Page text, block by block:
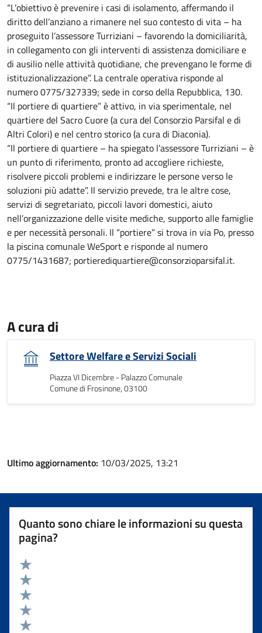
“L’obiettivo è prevenire i casi di isolamento, affermando il
diritto dell’anziano a rimanere nel suo contesto di vita – ha
proseguito l’assessore Turriziani – favorendo la domiciliarità,
in collegamento con gli interventi di assistenza domiciliare e
di ausilio nelle attività quotidiane, che prevengano le forme di
istituzionalizzazione”. La centrale operativa risponde al
numero 0775/327339; sede in corso della Repubblica, 130.
“Il portiere di quartiere” è attivo, in via sperimentale, nel
quartiere del Sacro Cuore (a cura del Consorzio Parsifal e di
Altri Colori) e nel centro storico (a cura di Diaconia).
“Il portiere di quartiere – ha spiegato l’assessore Turriziani – è
un punto di riferimento, pronto ad accogliere richieste,
risolvere piccoli problemi e indirizzare le persone verso le
soluzioni più adatte”. Il servizio prevede, tra le altre cose,
servizi di segretariato, piccoli lavori domestici, aiuto
nell’organizzazione delle visite mediche, supporto alle famiglie
e per necessità personali. Il “portiere” si trova in via Po, presso
la piscina comunale WeSport e risponde al numero
0775/1431687; portierediquartiere@consorzioparsifal.it.
A cura di
Settore Welfare e Servizi Sociali
Piazza VI Dicembre - Palazzo Comunale
Comune di Frosinone, 03100
Ultimo aggiornamento: 10/03/2025, 13:21
Quanto sono chiare le informazioni su questa
pagina?
Valuta 5 stelle su 5
Valuta 4 stelle su 5
Valuta 3 stelle su 5
Valuta 2 stelle su 5